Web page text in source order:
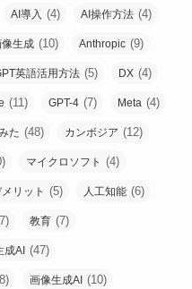
AI導入 (4) AI操作方法 (4)
生成 (10) Anthropic (9)
英語活用方法 (5) DX (4)
(11) GPT-4 (7) Meta (4)
た (48) カンボジア (12)
マイクロソフト (4)
リット (5) 人工知能 (6)
教育 (7)
成AI (47)
画像生成AI (10)